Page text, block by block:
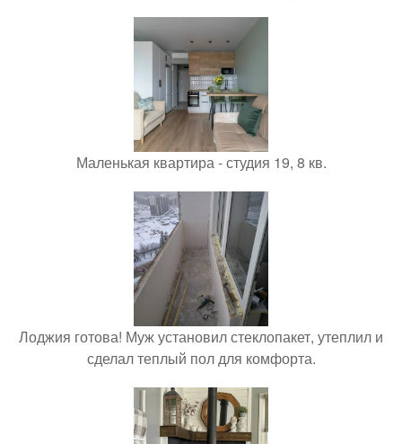
Маленькая квартира - студия 19, 8 кв.
Лоджия готова! Муж установил стеклопакет, утеплил и
сделал теплый пол для комфорта.